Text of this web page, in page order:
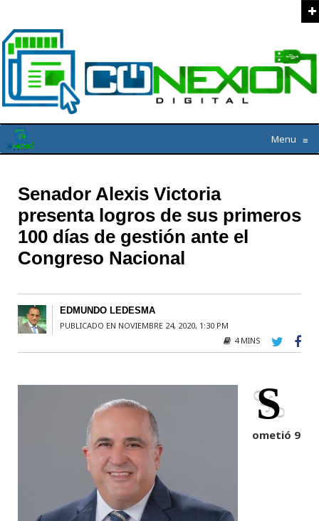
Menu ≡
Senador Alexis Victoria
presenta logros de sus primeros
100 días de gestión ante el
Congreso Nacional
EDMUNDO LEDESMA
PUBLICADO EN NOVIEMBRE 24, 2020, 1:30 PM
4 MINS
S
ometió 9